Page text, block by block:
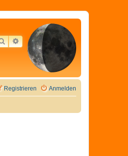
SUCHEERWEITERTE SUCHE
Anmelden
Registrieren